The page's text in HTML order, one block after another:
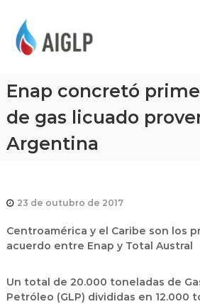
P
Enap concretó
de gas licuado
Argentina
23 de outubro de 2017
Centroamérica y el Caribe son los
acuerdo entre Enap y Total Austral
Un total de 20.000 toneladas de
Petróleo (GLP) divididas en 12.000